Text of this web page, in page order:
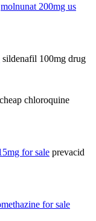
molnunat 200mg us
sildenafil 100mg drug
cheap chloroquine
for sale prevacid
for sale